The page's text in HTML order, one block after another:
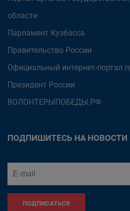
области
Парламент Кузбасса
Правительство России
Официальный интернет-портал
Президент России
ВОЛОНТЕРЫПОБЕДЫ.РФ
ПОДПИШИТЕСЬ НА НОВОСТИ
ПОДПИСАТЬСЯ